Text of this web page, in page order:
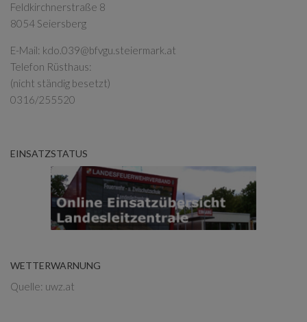
Feldkirchnerstraße 8
8054 Seiersberg
E-Mail: kdo.039@bfvgu.steiermark.at
Telefon Rüsthaus:
(nicht ständig besetzt)
0316/255520
EINSATZSTATUS
WETTERWARNUNG
Quelle: uwz.at